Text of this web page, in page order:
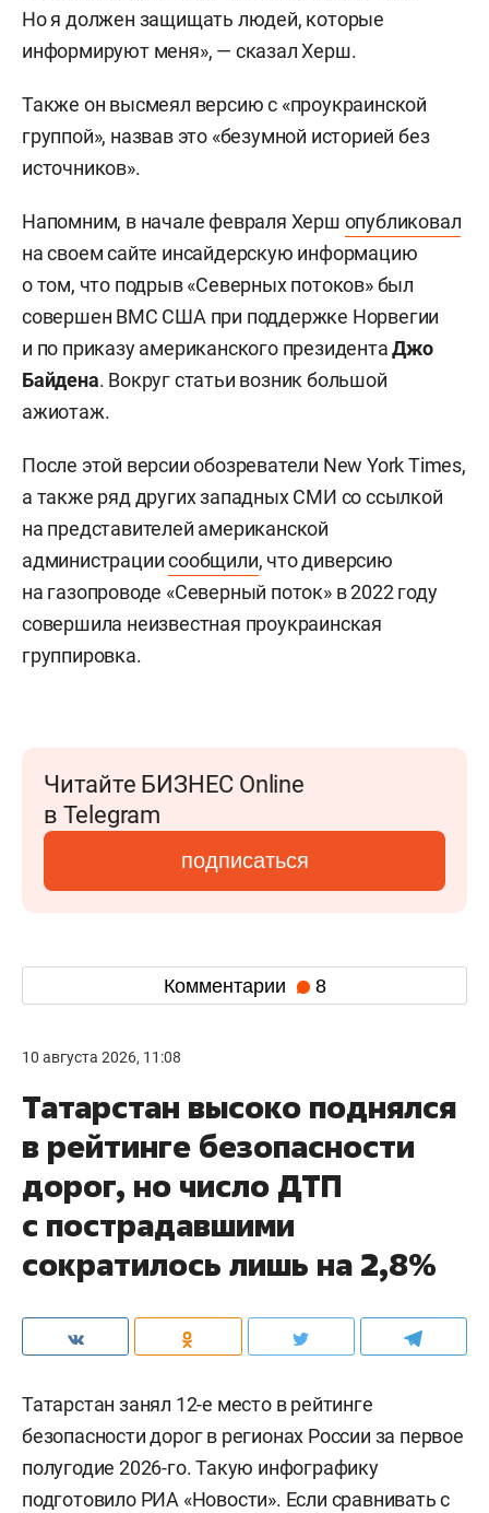
Но я должен защищать людей, которые
информируют меня», — сказал Херш.
Также он высмеял версию с «проукраинской
группой», назвав это «безумной историей без
источников».
Напомним, в начале февраля Херш опубликовал
на своем сайте инсайдерскую информацию
о том, что подрыв «Северных потоков» был
совершен ВМС США при поддержке Норвегии
и по приказу американского президентаДжо
Байдена. Вокруг статьи возник большой
ажиотаж.
После этой версии обозреватели New York Times,
а также ряд других западных СМИ со ссылкой
на представителей американской
администрациисообщили, что диверсию
на газопроводе «Северный поток» в 2022 году
совершила неизвестная проукраинская
группировка.
Читайте БИЗНЕС Online
в Telegram
подписаться
Комментарии 8
10 августа 2026, 11:08
Татарстан высоко поднялся
в рейтинге безопасности
дорог, но число ДТП
с пострадавшими
сократилось лишь на 2,8%
Татарстан занял 12-е место в рейтинге
безопасности дорог в регионах России за первое
полугодие 2026-го. Такую инфографику
подготовило РИА «Новости». Если сравнивать с